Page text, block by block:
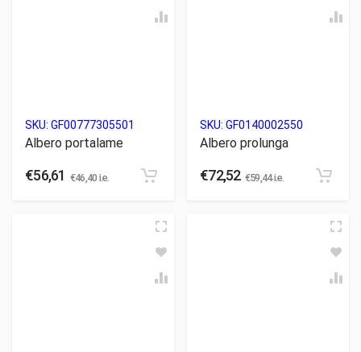
SKU: GF00777305501
Albero portalame
€56,61 €46,40 i.e.
SKU: GF0140002550
Albero prolunga
€72,52 €59,44i.e.